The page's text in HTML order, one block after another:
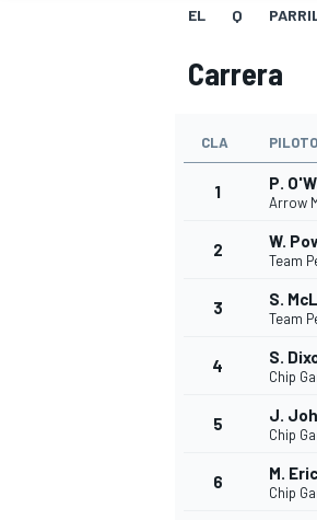
EL Q
Carrera
CLA PILOTO
1 P.
Arrow
2 W.
Team
3 S.
Team
4 S.
Chip
5 J.
Chip
6 M.
Chip